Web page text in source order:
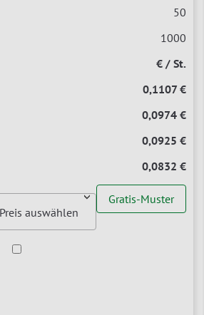
50
1000
€ / St.
0,1107 €
0,0974 €
0,0925 €
0,0832 €
Gratis-Muster